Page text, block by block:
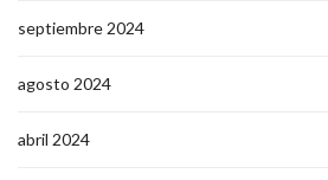
septiembre 2024
agosto 2024
abril 2024